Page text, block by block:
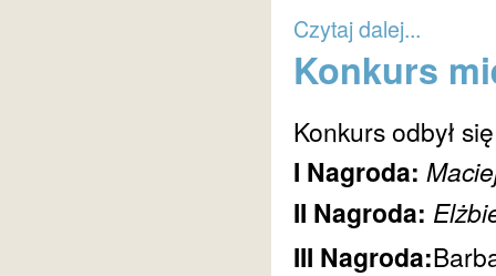
Czytaj dalej...
Konkurs
Konkurs odbył
I Nagroda:
II Nagroda:
III Nagroda: